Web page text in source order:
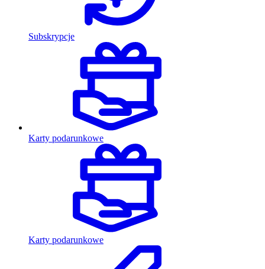
Subskrypcje
Karty podarunkowe
Karty podarunkowe